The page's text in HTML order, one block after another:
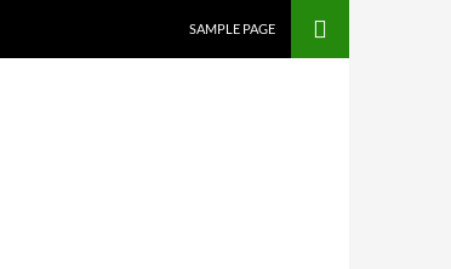
SAMPLE PAGE